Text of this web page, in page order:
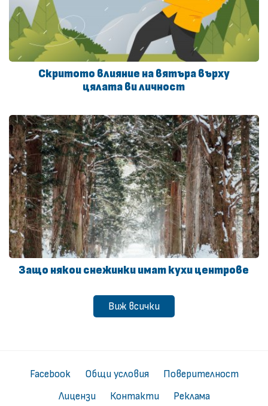
Скритото влияние на вятъра върху
цялата ви личност
Защо някои снежинки имат кухи центрове
Виж всички
Facebook Общи условия Поверителност
Лицензи Контакти Реклама